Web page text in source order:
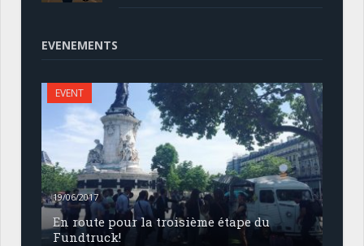
EVENEMENTS
EVENT
19/06/2017
En route pour la troisième étape du
Fundtruck!